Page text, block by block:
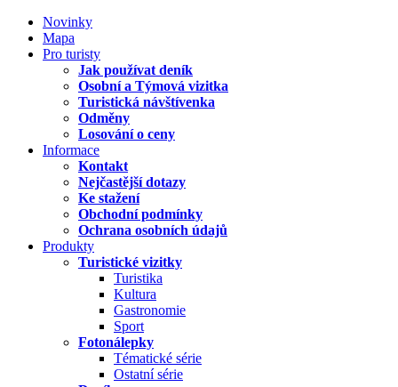
Novinky
Mapa
Pro turisty
Jak používat deník
Osobní a Týmová vizitka
Turistická návštívenka
Odměny
Losování o ceny
Informace
Kontakt
Nejčastější dotazy
Ke stažení
Obchodní podmínky
Ochrana osobních údajů
Produkty
Turistické vizitky
Turistika
Kultura
Gastronomie
Sport
Fotonálepky
Tématické série
Ostatní série